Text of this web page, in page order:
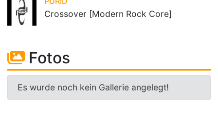
Crossover [Modern Rock Core]
Fotos
Es wurde noch kein Gallerie angelegt!